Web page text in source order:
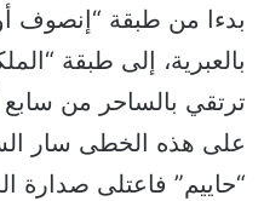
بدءا من طبقة “إنصوف
بالعبرية، إلى طبقة
ترتقي بالساحر من
على هذه الخطى سار
“حاييم” فاعتلى صدارة